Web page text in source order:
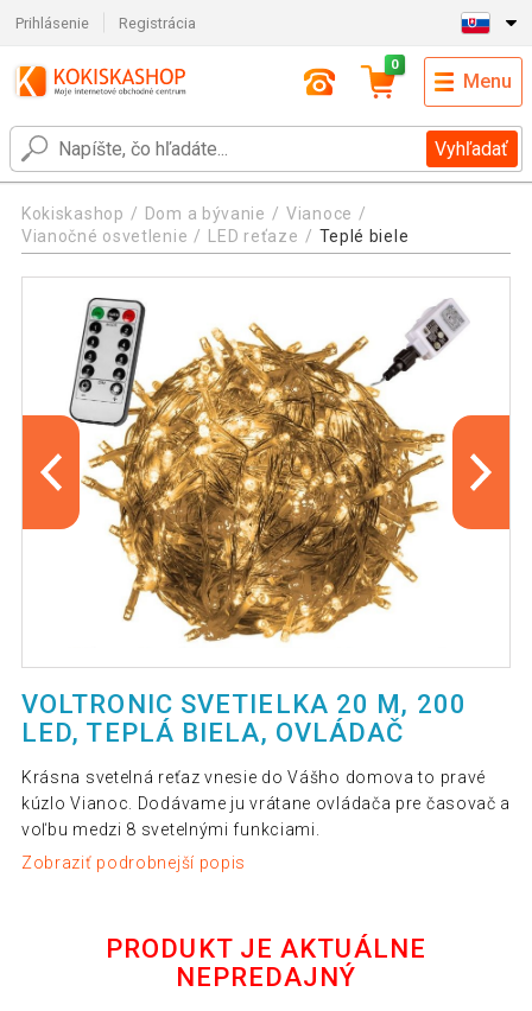
Prihlásenie Registrácia
Vyhľadať
0
Menu
Kokiskashop Dom a bývanie
Vianoce
Vianočné osvetlenie
LED reťaze Teplé biele
VOLTRONIC SVETIELKA 20 M, 200
LED, TEPLÁ BIELA, OVLÁDAČ
Krásna svetelná reťaz vnesie do Vášho domova to pravé
kúzlo Vianoc. Dodávame ju vrátane ovládača pre časovač a
voľbu medzi 8 svetelnými funkciami.
Zobraziť podrobnejší popis
PRODUKT JE AKTUÁLNE
NEPREDAJNÝ